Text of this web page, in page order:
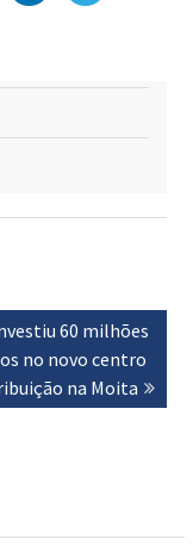
60 milhões
no novo centro
na Moita